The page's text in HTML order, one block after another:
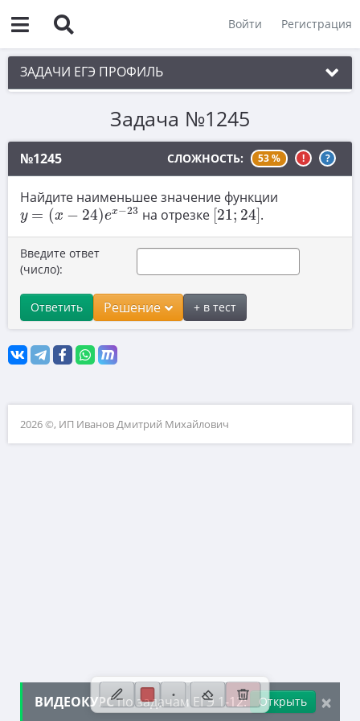
Войти Регистрация
ЗАДАЧИ ЕГЭ ПРОФИЛЬ
1. Планиметрия
2. Векторы
3. Стереометрия
4. Классическое определение вероятности
5. Теория вероятностей
6. Уравнения
7. Нахождение значений выражений
8. Производная
9. Задачи прикладного содержания
11. Графики функций
Задача №1245
№1245 СЛОЖНОСТЬ: 53 % ! ?
Найдите наименьшее значение функции
y = (x − 24)ex−23
y=(x−24 )ex−23 на отрезке 21; 24
[21;24].
Введите ответ
(число):
Ответить Решение + в тест
2026 ©, ИП Иванов Дмитрий Михайлович
×
ВИДЕОКУРСпо задачам ЕГЭ 1-12: Открыть